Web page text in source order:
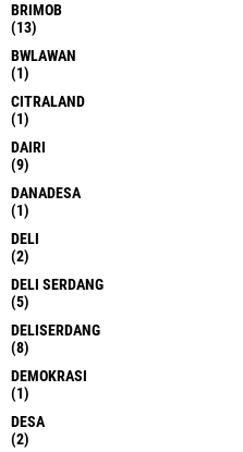
BRIMOB
(13)
BWLAWAN
(1)
CITRALAND
(1)
DAIRI
(9)
DANADESA
(1)
DELI
(2)
DELI SERDANG
(5)
DELISERDANG
(8)
DEMOKRASI
(1)
DESA
(2)